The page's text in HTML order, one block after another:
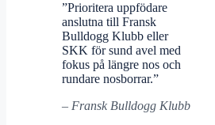
”Prioritera uppfödare
anslutna till Fransk
Bulldogg Klubb eller
SKK för sund avel med
fokus på längre nos och
rundare nosborrar.”
– Fransk Bulldogg Klubb